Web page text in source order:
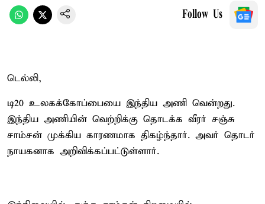
Follow Us
டெல்லி,
டி20 உலகக்கோப்பையை இந்திய அணி வென்றது.
இந்திய அணியின் வெற்றிக்கு தொடக்க வீரர் சஞ்சு
சாம்சன் முக்கிய காரணமாக திகழ்ந்தார். அவர் தொடர்
நாயகனாக அறிவிக்கப்பட்டுள்ளார்.